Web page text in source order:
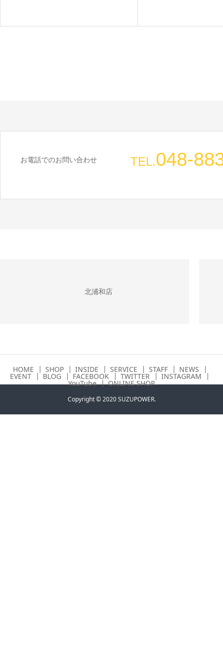
お電話でのお問い合わせ TEL.048-
北浦和店
HOME SHOP INSIDE SERVICE STAFF NEWS
EVENT BLOG FACEBOOK TWITTER INSTAGRAM
YouTube ONLINE SHOP
Copyright © 2020 SUZUPOWER.